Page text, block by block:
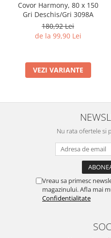
Covor Harmony, 80 x 150
Gri Deschis/Gri 3098A
180,92 Lei
de la 99,90 Lei
VEZI VARIANTE
Nu rata ofertele si
Vreau sa primesc
magazinului. Afla mai
Confidentialitate